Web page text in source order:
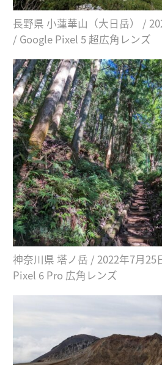
長野県 小蓮華山（大日岳） /
/ Google Pixel 5 超広角レンズ
神奈川県 塔ノ岳 / 2022年7月25
Pixel 6 Pro 広角レンズ